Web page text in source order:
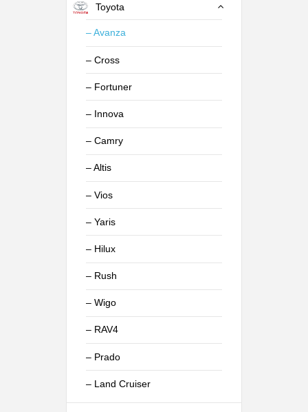
Toyota
– Avanza
– Cross
– Fortuner
– Innova
– Camry
– Altis
– Vios
– Yaris
– Hilux
– Rush
– Wigo
– RAV4
– Prado
– Land Cruiser